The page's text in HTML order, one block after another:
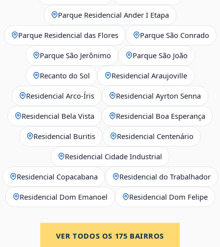
Parque Residencial Ander I Etapa
Parque Residencial das Flores Parque São Conrado
Parque São Jerônimo Parque São João
Recanto do Sol Residencial Araujoville
Residencial Arco‑Íris Residencial Ayrton Senna
Residencial Bela Vista Residencial Boa Esperança
Residencial Buritis Residencial Centenário
Residencial Cidade Industrial
Residencial Copacabana Residencial do Trabalhador
Residencial Dom Emanoel Residencial Dom Felipe
VER TODOS OS 175 BAIRROS